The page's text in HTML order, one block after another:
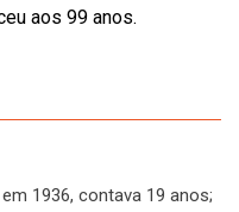
aos 99 anos.
1936, contava 19 anos;